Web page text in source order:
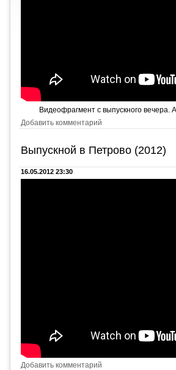
Видеофрагмент с выпускного вечера.
Добавить комментарий
Выпускной в Петрово (2012)
16.05.2012 23:30
Добавить комментарий